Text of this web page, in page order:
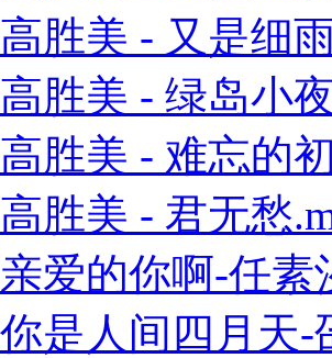
高胜美 - 又是细
高胜美 - 绿岛小
高胜美 - 难忘的
高胜美 - 君无愁
亲爱的你啊-任素
你是人间四月天-